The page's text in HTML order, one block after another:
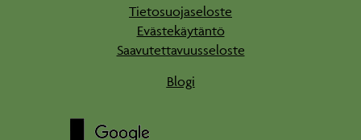
Tietosuojaseloste
Evästekäytäntö
Saavutettavuusseloste
Blogi